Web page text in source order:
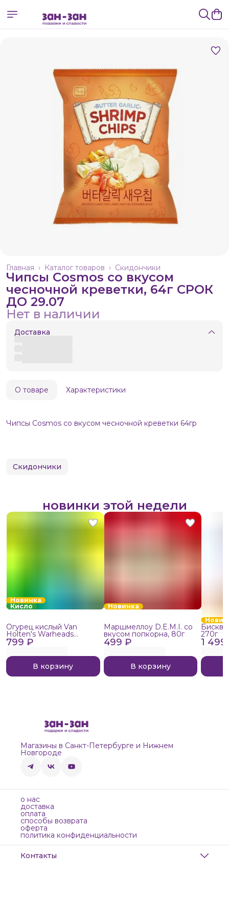
Скидончики
Каталог товаров ›
Главная ›
Чипсы Cosmos со вкусом
чесночной креветки, 64г СРОК
ДО 29.07
Нет в наличии
Доставка
О товаре Характеристики
Чипсы Cosmos со вкусом чесночной креветки 64гр
Скидончики
новинки этой недели
Новинка
Кисло
799 ₽
Огурец кислый Van
Holten's Warheads
Extreme Sour, 140г
В корзину
Новинка
499 ₽
Маршмеллоу D.E.M.I. со
вкусом попкорна, 80г
В корзину
1
270г
Магазины в Санкт-Петербурге и Нижнем
Новгороде
о нас
доставка
оплата
способы возврата
оферта
политика конфиденциальности
Контакты